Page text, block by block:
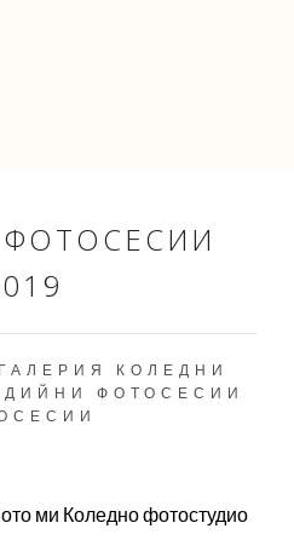
ГАЛЕРИЯ
КОЛЕДНИ
ФОТОСЕСИИ
ми Коледно фотостудио